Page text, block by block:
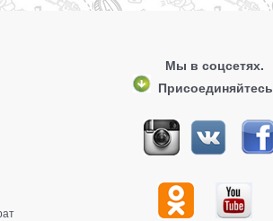
Мы в соцсетях.
Присоединяйтесь